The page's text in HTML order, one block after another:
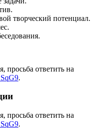
творческий потенциал.
просьба ответить на
.
просьба ответить на
.